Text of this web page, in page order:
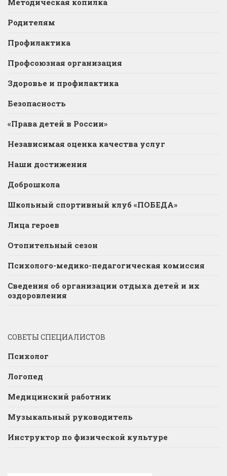
Родителям
Профилактика
Профсоюзная организация
Здоровье и профилактика
Безопасность
«Права детей в России»
Независимая оценка качества услуг
Наши достижения
Доброшкола
Школьный спортивный клуб «ПОБЕДА»
Лица героев
Отопительный сезон
Психолого-медико-педагогическая комиссия
Сведения об организации отдыха детей и их
оздоровления
СОВЕТЫ СПЕЦИАЛИСТОВ
Психолог
Логопед
Медицинский работник
Музыкальный руководитель
Инструктор по физической культуре